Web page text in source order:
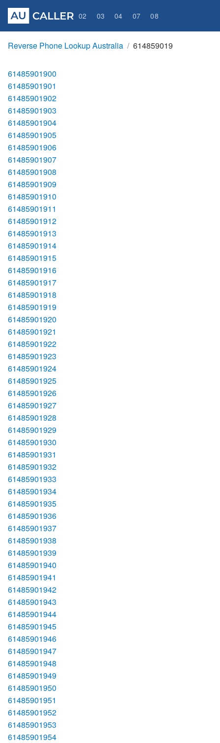
02 03 04 07 08
Reverse Phone Lookup Australia 614859019
61485901900
61485901901
61485901902
61485901903
61485901904
61485901905
61485901906
61485901907
61485901908
61485901909
61485901910
61485901911
61485901912
61485901913
61485901914
61485901915
61485901916
61485901917
61485901918
61485901919
61485901920
61485901921
61485901922
61485901923
61485901924
61485901925
61485901926
61485901927
61485901928
61485901929
61485901930
61485901931
61485901932
61485901933
61485901934
61485901935
61485901936
61485901937
61485901938
61485901939
61485901940
61485901941
61485901942
61485901943
61485901944
61485901945
61485901946
61485901947
61485901948
61485901949
61485901950
61485901951
61485901952
61485901953
61485901954